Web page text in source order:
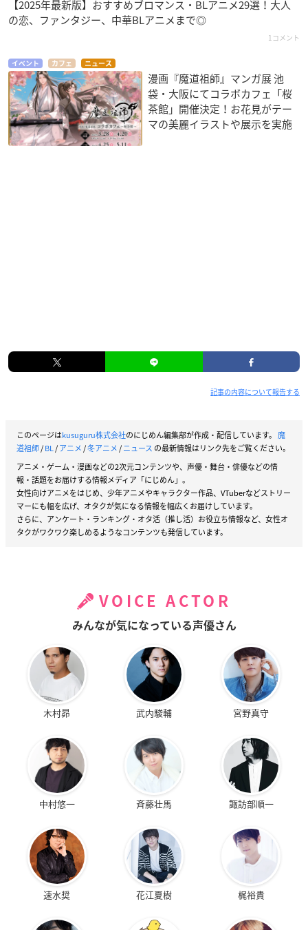
【2025年最新版】おすすめブロマンス・BLアニメ29選！大人
の恋、ファンタジー、中華BLアニメまで◎
1コメント
イベント カフェ ニュース
漫画『魔道祖師』マンガ展 池
袋・大阪にてコラボカフェ「桜
茶館」開催決定！お花見がテー
マの美麗イラストや展示を実施
記事の内容について報告する
このページはkusuguru株式会社のにじめん編集部が作成・配信しています。 魔
道祖師/BL/アニメ/冬アニメ/ニュース の最新情報はリンク先をご覧ください。
アニメ・ゲーム・漫画などの2次元コンテンツや、声優・舞台・俳優などの情
報・話題をお届けする情報メディア「にじめん」。
女性向けアニメをはじめ、少年アニメやキャラクター作品、VTuberなどストリー
マーにも幅を広げ、オタクが気になる情報を幅広くお届けしています。
さらに、アンケート・ランキング・オタ活（推し活）お役立ち情報など、女性オ
タクがワクワク楽しめるようなコンテンツも発信しています。
VOICE ACTOR
みんなが気になっている声優さん
木村昴 武内駿輔 宮野真守
中村悠一 斉藤壮馬 諏訪部順一
速水奨 花江夏樹 梶裕貴